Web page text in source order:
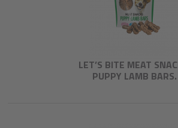
LET’S BITE MEAT
PUPPY LAMB BARS.